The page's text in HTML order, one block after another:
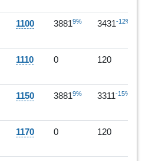
1100 38819% 3431-12%
1110 0 120
1150 38819% 3311-15%
1170 0 120